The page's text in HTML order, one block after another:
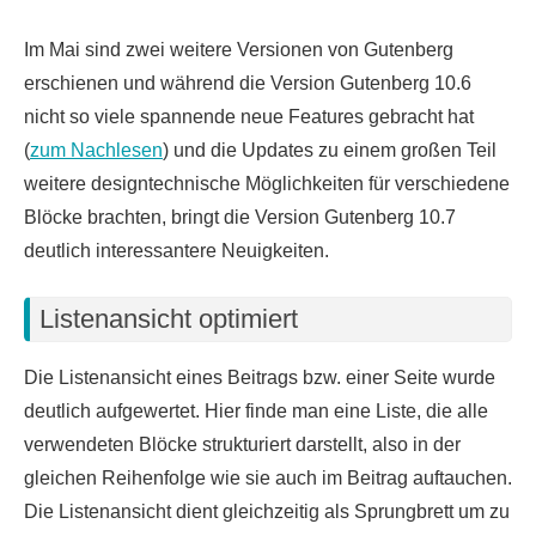
Im Mai sind zwei weitere Versionen von Gutenberg
erschienen und während die Version Gutenberg 10.6
nicht so viele spannende neue Features gebracht hat
(zum Nachlesen) und die Updates zu einem großen Teil
weitere designtechnische Möglichkeiten für verschiedene
Blöcke brachten, bringt die Version Gutenberg 10.7
deutlich interessantere Neuigkeiten.
Listenansicht optimiert
Die Listenansicht eines Beitrags bzw. einer Seite wurde
deutlich aufgewertet. Hier finde man eine Liste, die alle
verwendeten Blöcke strukturiert darstellt, also in der
gleichen Reihenfolge wie sie auch im Beitrag auftauchen.
Die Listenansicht dient gleichzeitig als Sprungbrett um zu